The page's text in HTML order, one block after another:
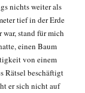
nichts weiter als
tief in der Erde
stand für mich
einen Baum
von einem
Rätsel beschäftigt
er sich nicht auf